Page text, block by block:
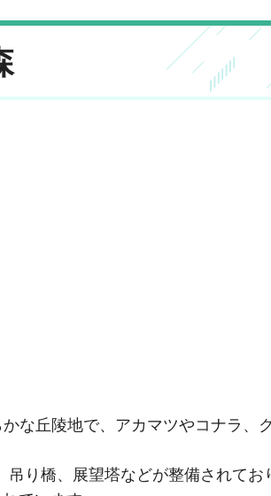
な丘陵地で、アカマツやコナラ、
り橋、展望塔などが整備されてお